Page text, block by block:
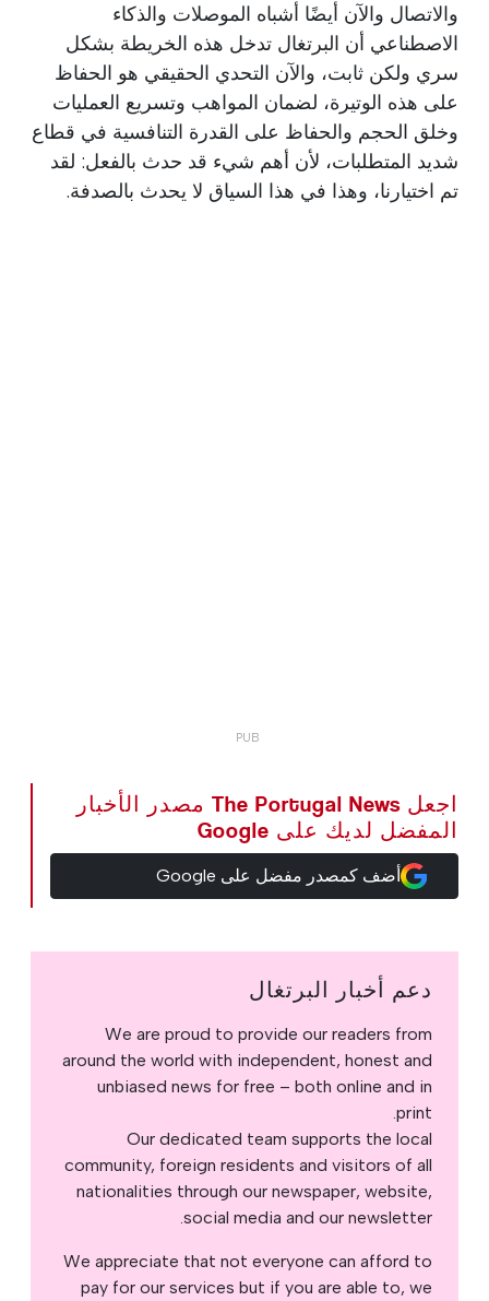
والاتصال والآن أيضًا أشباه الموصلات والذكاء
الاصطناعي أن البرتغال تدخل هذه الخريطة بشكل
سري ولكن ثابت، والآن التحدي الحقيقي هو الحفاظ
على هذه الوتيرة، لضمان المواهب وتسريع العمليات
وخلق الحجم والحفاظ على القدرة التنافسية في قطاع
شديد المتطلبات، لأن أهم شيء قد حدث بالفعل: لقد
تم اختيارنا، وهذا في هذا السياق لا يحدث بالصدفة.
اجعل The Portugal News مصدر الأخبار
المفضل لديك على Google
أضف كمصدر مفضل على Google
دعم أخبار البرتغال
We are proud to provide our readers from
around the world with independent, honest and
unbiased news for free – both online and in
print.
Our dedicated team supports the local
community, foreign residents and visitors of all
nationalities through our newspaper, website,
social media and our newsletter.
We appreciate that not everyone can afford to
pay for our services but if you are able to, we